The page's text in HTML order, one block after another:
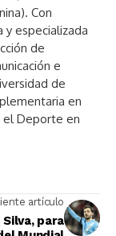
Con
especializada
de
e
de
en
el Deporte en
artículo
para